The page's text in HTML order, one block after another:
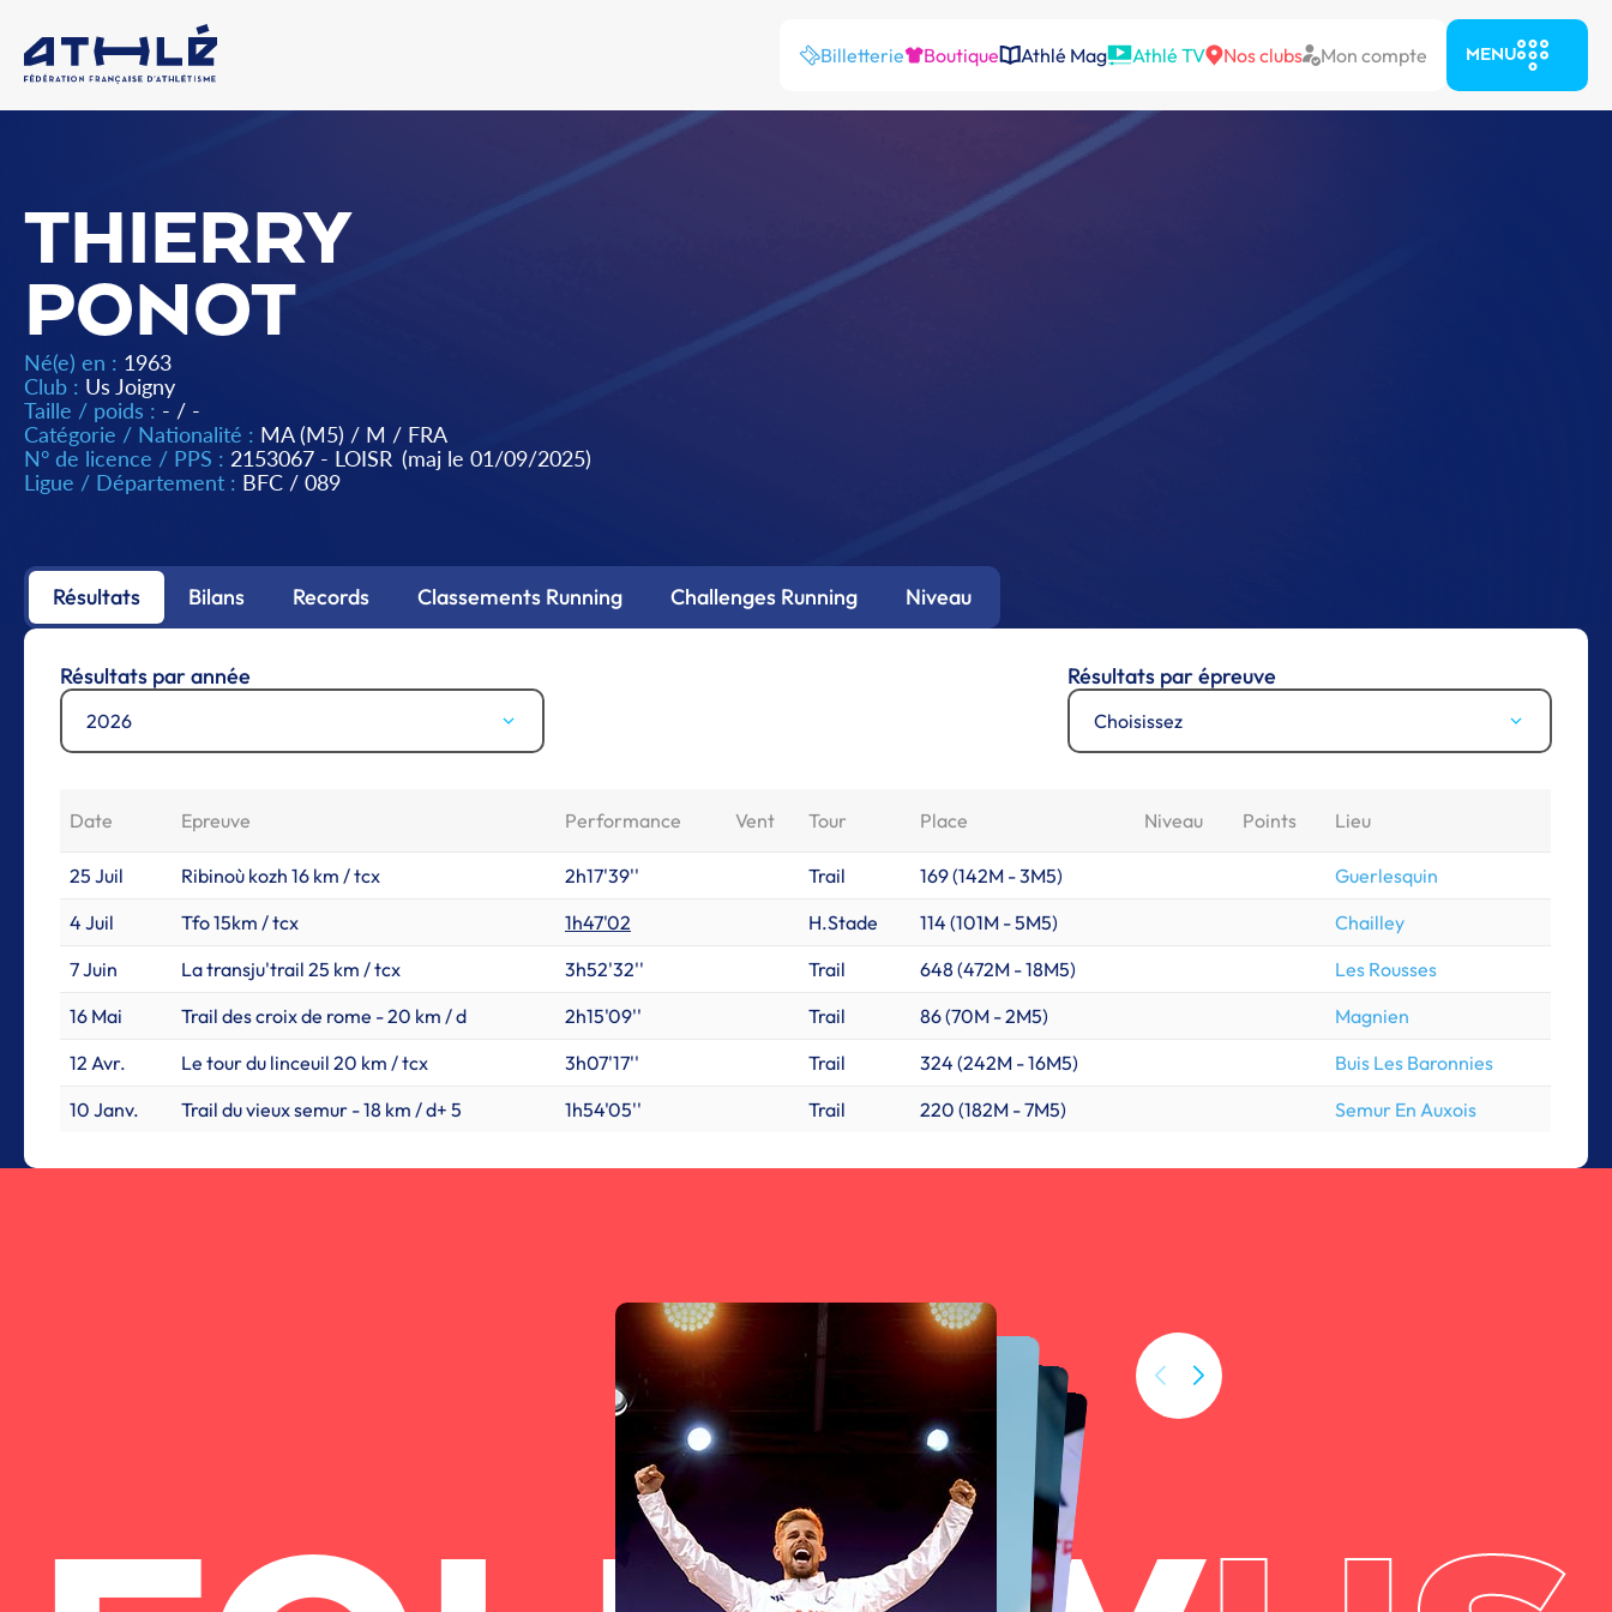
Billetterie Boutique Athlé Mag Athlé TV Nos clubs Mon compte MENU
THIERRY
PONOT
Né(e) en : 1963
Club : Us Joigny
Taille / poids : - / -
Catégorie / Nationalité : MA (M5) / M / FRA
N° de licence / PPS : 2153067 - LOISR (maj le 01/09/2025)
Ligue / Département : BFC / 089
Résultats Bilans Records Classements Running Challenges Running Niveau
Résultats par année
2026
Résultats par épreuve
Choisissez
Date Epreuve Performance Vent Tour Place Niveau Points Lieu
25 Juil Ribinoù kozh 16 km / tcx 2h17'39'' Trail 169 (142M -3M5)
Guerlesquin
4 Juil
Tfo 15km / tcx 1h47'02 H.Stade 114 (101M -5M5)
Chailley
7 Juin
La transju'trail 25 km / tcx 3h52'32'' Trail 648 (472M -18M5)
Les Rousses
16 Mai
Trail des croix de rome - 20 km / d 2h15'09'' Trail 86 (70M -2M5)
Magnien
12 Avr.
Le tour du linceuil 20 km / tcx 3h07'17'' Trail 324 (242M -16M5)
Buis Les Baronnies
10 Janv.
Trail du vieux semur - 18 km / d+ 5 1h54'05'' Trail 220 (182M -7M5) Semur En Auxois